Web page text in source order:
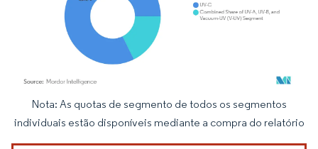
Imagem © Mordor Intelligence. O reuso requer atribuição conforme CC BY 4.0.
Nota: As quotas de segmento de todos os segmentos
individuais estão disponíveis mediante a compra do relatório